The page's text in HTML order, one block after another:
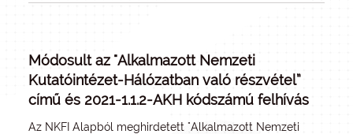
Módosult az "Alkalmazott Nemzeti
Kutatóintézet-Hálózatban való részvétel”
című és 2021-1.1.2-AKH kódszámú felhívás
Az NKFI Alapból meghirdetett "Alkalmazott Nemzeti